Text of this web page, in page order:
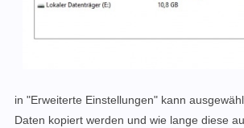
in "Erweiterte Einstellungen" kann
Daten kopiert werden und wie lange diese